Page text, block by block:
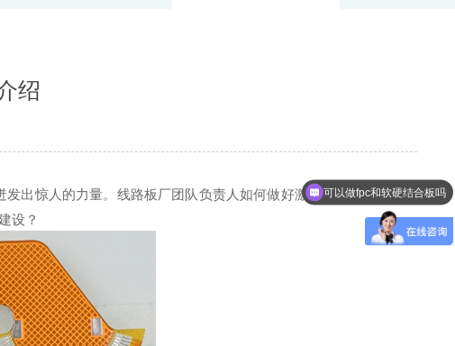
绍
出惊人的力量。线路板厂团队负责人如何做好激励，很大程度会直
设？
可以做fpc和软硬结合板吗